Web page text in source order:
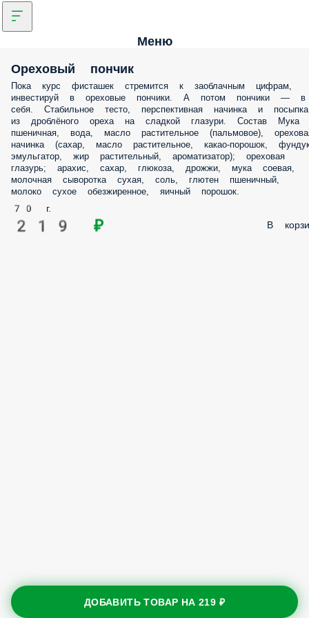
Меню
Ореховый пончик
Пока курс фисташек стремится к заоблачным цифрам,
инвестируй в ореховые пончики. А потом пончики — в
себя. Стабильное тесто, перспективная начинка и посыпка
из дроблёного ореха на сладкой глазури. Состав Мука
пшеничная, вода, масло растительное (пальмовое),
начинка (сахар, масло растительное, какао-порошок,
эмульгатор, жир растительный, ароматизатор); ореховая
глазурь; арахис, сахар, глюкоза, дрожжи, мука соевая,
молочная сыворотка сухая, соль, глютен пшеничный,
молоко сухое обезжиренное, яичный порошок.
70 г.
219 ₽ В
ДОБАВИТЬ ТОВАР НА219 ₽